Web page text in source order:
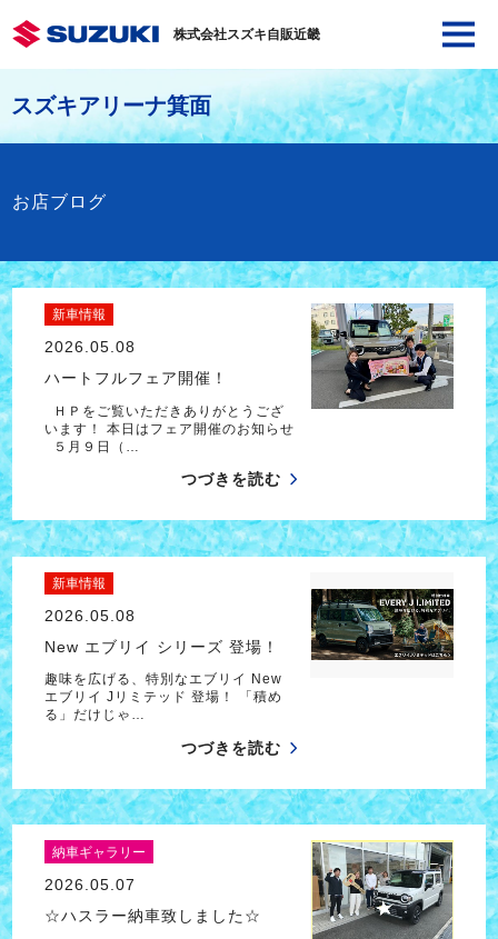
株式会社スズキ自販近畿
スズキアリーナ箕面
お店ブログ
新車情報
2026.05.08
ハートフルフェア開催！
ＨＰをご覧いただきありがとうござ
います！ 本日はフェア開催のお知らせ
５月９日（…
つづきを読む
新車情報
2026.05.08
New エブリイ シリーズ 登場！
趣味を広げる、特別なエブリイ New
エブリイ Jリミテッド 登場！ 「積め
る」だけじゃ…
つづきを読む
納車ギャラリー
2026.05.07
☆ハスラー納車致しました☆